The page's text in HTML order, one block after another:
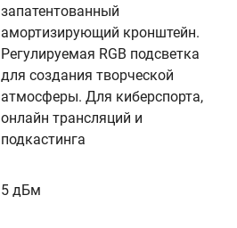
запатентованный
амортизирующий кронштейн.
Регулируемая RGB подсветка
для создания творческой
атмосферы. Для киберспорта,
онлайн трансляций и
подкастинга
5 дБм